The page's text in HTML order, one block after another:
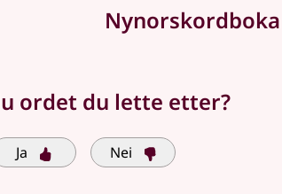
Nynorskordboka
ordet du lette etter?
Ja Nei